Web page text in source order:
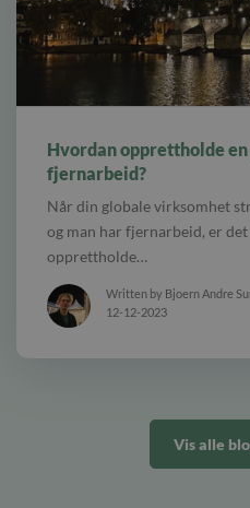
Hvordan opprettholde
fjernarbeid?
Når din globale virksomhet
og man har fjernarbeid, er
opprettholde…
Written by Bjoern Andre
12-12-2023
Vis alle